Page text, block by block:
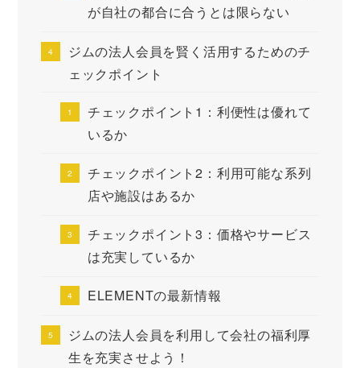
が自社の都合に合うとは限らない
ジムの法人会員を賢く活用するためのチ
ェックポイント
チェックポイント1：利便性は優れて
いるか
チェックポイント2：利用可能な系列
店や施設はあるか
チェックポイント3：価格やサービス
は充実しているか
ELEMENTの最新情報
ジムの法人会員を利用して会社の福利厚
生を充実させよう！